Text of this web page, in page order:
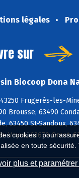
cookies : pour
en toute
plus et
légales
sur
Biocoop Dona
Frugerès-les-
Brousse, 63490
63450 St-Sandoux,
Veyre, 63670 Orcet,